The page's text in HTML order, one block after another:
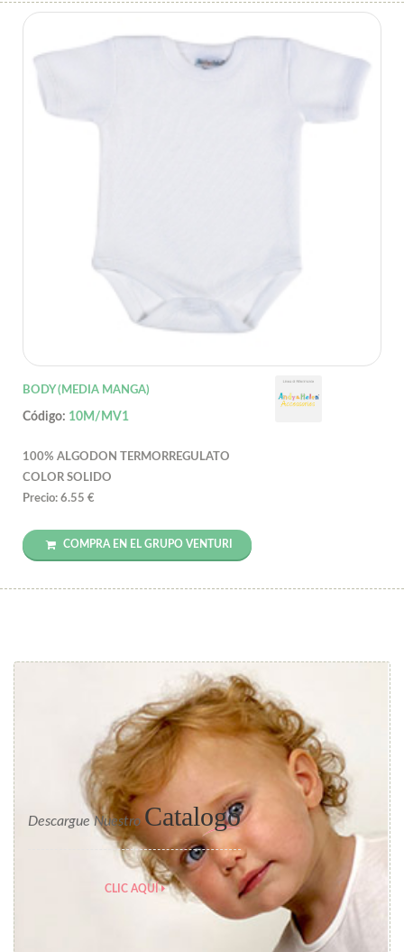
BODY (MEDIA MANGA)
Código: 10M/MV1
100% ALGODON TERMORREGULATO
COLOR SOLIDO
Precio: 6.55 €
COMPRA EN EL GRUPO VENTURI
Descargue Nuestro Catalogo
CLIC AQUÍ